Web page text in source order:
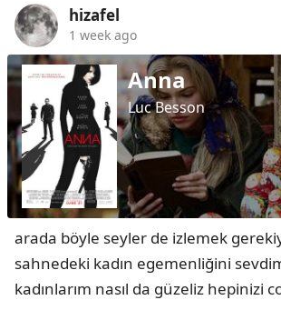
hizafel
1 week ago
Anna
Luc Besson
arada böyle seyler de izlemek
sahnedeki kadın egemenliğini
kadınlarım nasıl da güzeliz hepinizi